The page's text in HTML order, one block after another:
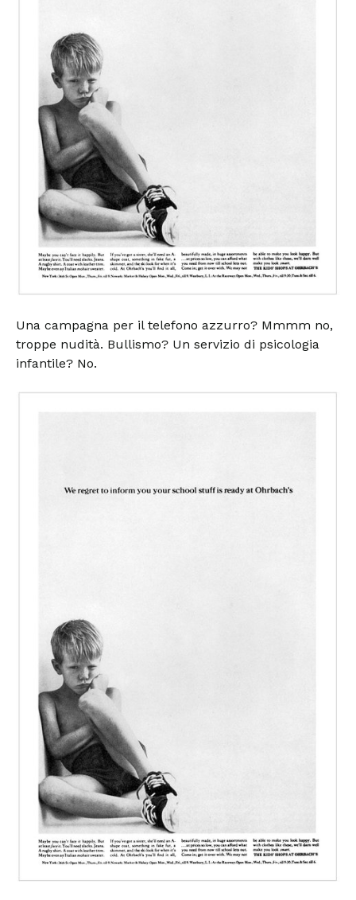
Una campagna per il telefono azzurro? Mmmm no,
troppe nudità. Bullismo? Un servizio di psicologia
infantile? No.